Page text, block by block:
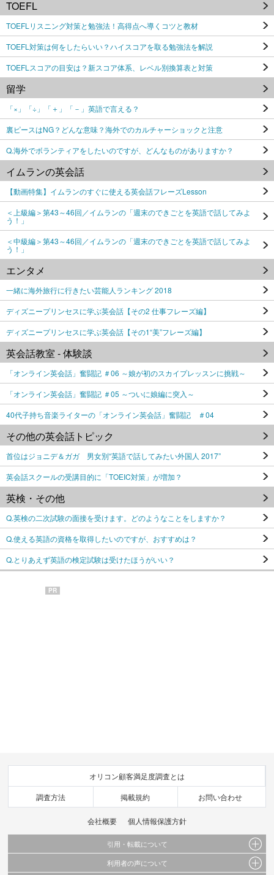
TOEFL
TOEFLリスニング対策と勉強法！高得点へ導くコツと教材
TOEFL対策は何をしたらいい？ハイスコアを取る勉強法を解説
TOEFLスコアの目安は？新スコア体系、レベル別換算表と対策
留学
「×」「÷」「＋」「－」英語で言える？
裏ピースはNG？どんな意味？海外でのカルチャーショックと注意
Q.海外でボランティアをしたいのですが、どんなものがありますか？
イムランの英会話
【動画特集】イムランのすぐに使える英会話フレーズLesson
＜上級編＞第43～46回／イムランの「週末のできごとを英語で話してみよ
う！」
＜中級編＞第43～46回／イムランの「週末のできごとを英語で話してみよ
う！」
エンタメ
一緒に海外旅行に行きたい芸能人ランキング 2018
ディズニープリンセスに学ぶ英会話【その2 仕事フレーズ編】
ディズニープリンセスに学ぶ英会話【その1“美”フレーズ編】
英会話教室 - 体験談
「オンライン英会話」奮闘記 ＃06 ～娘が初のスカイプレッスンに挑戦～
「オンライン英会話」奮闘記 ＃05 ～ついに娘編に突入～
40代子持ち音楽ライターの「オンライン英会話」奮闘記 ＃04
その他の英会話トピック
首位はジョニデ＆ガガ 男女別“英語で話してみたい外国人 2017”
英会話スクールの受講目的に「TOEIC対策」が増加？
英検・その他
Q.英検の二次試験の面接を受けます。どのようなことをしますか？
Q.使える英語の資格を取得したいのですが、おすすめは？
Q.とりあえず英語の検定試験は受けたほうがいい？
PR
オリコン顧客満足度調査とは
調査方法 掲載規約 お問い合わせ
会社概要 個人情報保護方針
引用・転載について
当サイトで公開されている情報（文字、写真、イラスト、画像データ等）及びこれらの配
利用者の声について